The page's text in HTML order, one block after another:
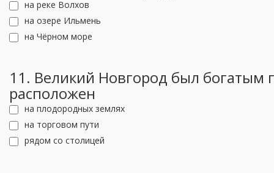
на реке Волхов
на озере Ильмень
на Чёрном море
11. Великий Новгород был богатым
расположен
на плодородных землях
на торговом пути
рядом со столицей